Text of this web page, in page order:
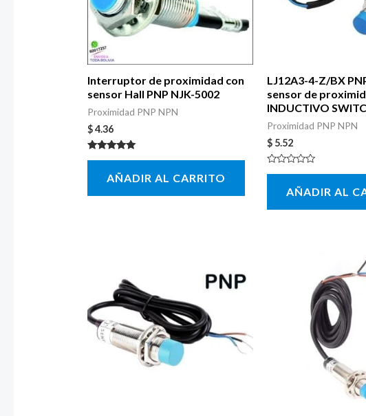
Interruptor de proximidad con
sensor Hall PNP NJK-5002
Proximidad PNP NPN
$4.36
Valorado con
AÑADIR AL CARRITO
LJ12A3-4-Z/BX
sensor de
INDUCTIVO
Proximidad PNP NPN
$5.52
Valorado
5
AÑADIR AL